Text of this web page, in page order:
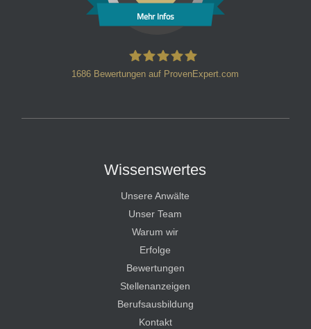
Mehr Infos
1686 Bewertungen auf ProvenExpert.com
Wissenswertes
Unsere Anwälte
Unser Team
Warum wir
Erfolge
Bewertungen
Stellenanzeigen
Berufsausbildung
Kontakt